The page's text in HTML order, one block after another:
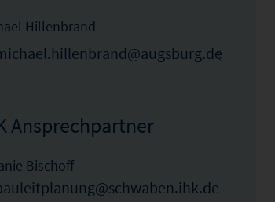
Hillenbrand
Ansprechpartner
Bischoff